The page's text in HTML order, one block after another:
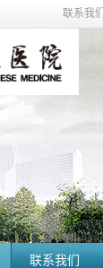
联系我们
联系我们